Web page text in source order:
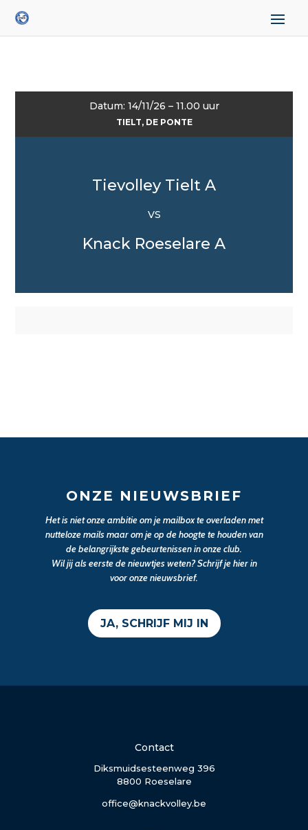
Datum: 14/11/26 – 11.00 uur
TIELT, DE PONTE
Tievolley Tielt A
VS
Knack Roeselare A
ONZE NIEUWSBRIEF
Het is niet onze ambitie om je mailbox te overladen met
nutteloze mails maar om je op de hoogte te houden van
de belangrijkste gebeurtenissen in onze club.
Wil jij als eerste de nieuwtjes weten? Schrijf je hier in
voor onze nieuwsbrief.
JA, SCHRIJF MIJ IN
Contact
Diksmuidsesteenweg 396
8800 Roeselare
office@knackvolley.be